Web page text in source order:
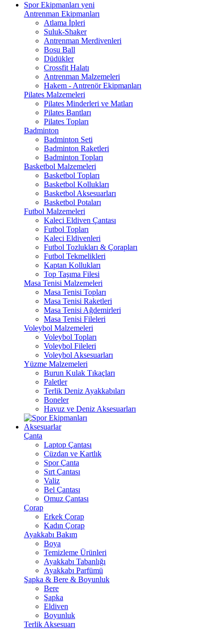
Spor Ekipmanları yeni
Antrenman Ekipmanları
Atlama İpleri
Suluk-Shaker
Antrenman Merdivenleri
Bosu Ball
Düdükler
Crossfit Halatı
Antrenman Malzemeleri
Hakem - Antrenör Ekipmanları
Pilates Malzemeleri
Pilates Minderleri ve Matları
Pilates Bantları
Pilates Topları
Badminton
Badminton Seti
Badminton Raketleri
Badminton Topları
Basketbol Malzemeleri
Basketbol Topları
Basketbol Kollukları
Basketbol Aksesuarları
Basketbol Potaları
Futbol Malzemeleri
Kaleci Eldiven Çantası
Futbol Topları
Kaleci Eldivenleri
Futbol Tozlukları & Çorapları
Futbol Tekmelikleri
Kaptan Kollukları
Top Taşıma Filesi
Masa Tenisi Malzemeleri
Masa Tenisi Topları
Masa Tenisi Raketleri
Masa Tenisi Ağdemirleri
Masa Tenisi Fileleri
Voleybol Malzemeleri
Voleybol Topları
Voleybol Fileleri
Voleybol Aksesuarları
Yüzme Malzemeleri
Burun Kulak Tıkaçları
Paletler
Terlik Deniz Ayakkabıları
Boneler
Havuz ve Deniz Aksesuarları
Aksesuarlar
Çanta
Laptop Çantası
Cüzdan ve Kartlık
Spor Çanta
Sırt Çantası
Valiz
Bel Çantası
Omuz Çantası
Çorap
Erkek Çorap
Kadın Çorap
Ayakkabı Bakım
Boya
Temizleme Ürünleri
Ayakkabı Tabanlığı
Ayakkabı Parfümü
Şapka & Bere & Boyunluk
Bere
Şapka
Eldiven
Boyunluk
Terlik Aksesuarı